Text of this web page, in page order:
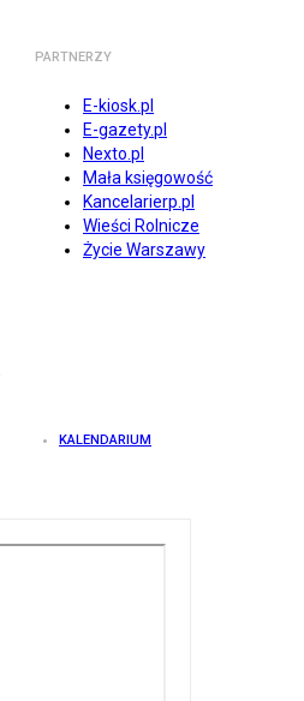
PARTNERZY
E-kiosk.pl
E-gazety.pl
Nexto.pl
Mała księgowość
Kancelarierp.pl
Wieści Rolnicze
Życie Warszawy
KALENDARIUM